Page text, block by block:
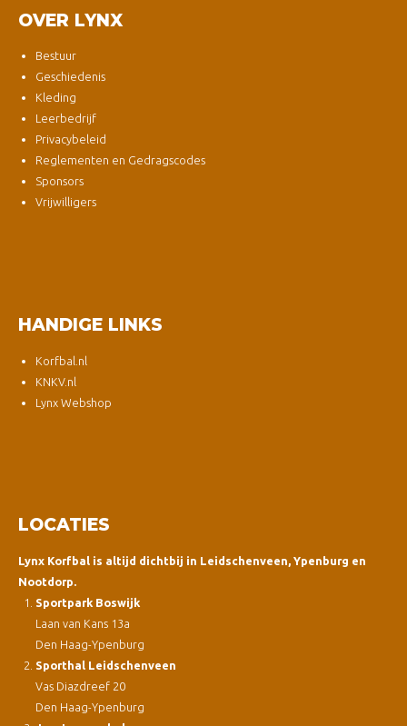
OVER LYNX
Bestuur
Geschiedenis
Kleding
Leerbedrijf
Privacybeleid
Reglementen en Gedragscodes
Sponsors
Vrijwilligers
HANDIGE LINKS
Korfbal.nl
KNKV.nl
Lynx Webshop
LOCATIES
Lynx Korfbal is altijd dichtbij in Leidschenveen, Ypenburg en
Nootdorp.
Sportpark Boswijk
Laan van Kans 13a
Den Haag-Ypenburg
Sporthal Leidschenveen
Vas Diazdreef 20
Den Haag-Ypenburg